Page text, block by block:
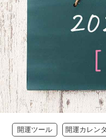
開運ツール 開運カレン